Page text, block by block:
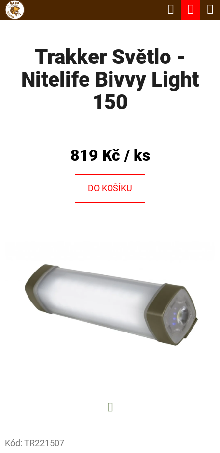
Přejít
Hledat
Trakker Světlo -
Nitelife Bivvy Light
150
819 Kč / ks
DO KOŠÍKU
Kód: TR221507
K
O